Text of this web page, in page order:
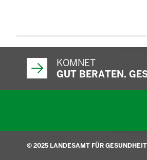
KOMNET
GUT BERATEN.
© 2025 LANDESAMT FÜR